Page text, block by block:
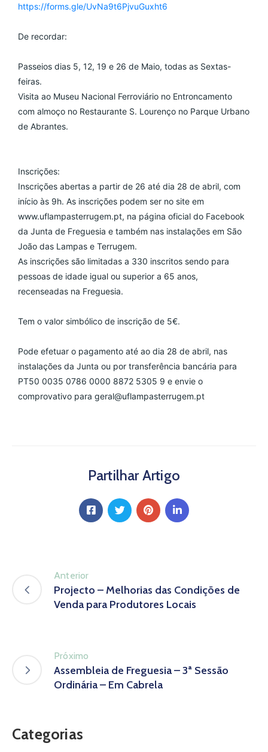
https://forms.gle/UvNa9t6PjvuGuxht6
De recordar:
Passeios dias 5, 12, 19 e 26 de Maio, todas as Sextas-
feiras.
Visita ao Museu Nacional Ferroviário no Entroncamento
com almoço no Restaurante S. Lourenço no Parque Urbano
de Abrantes.
Inscrições:
Inscrições abertas a partir de 26 até dia 28 de abril, com
início às 9h. As inscrições podem ser no site em
www.uflampasterrugem.pt, na página oficial do Facebook
da Junta de Freguesia e também nas instalações em São
João das Lampas e Terrugem.
As inscrições são limitadas a 330 inscritos sendo para
pessoas de idade igual ou superior a 65 anos,
recenseadas na Freguesia.
Tem o valor simbólico de inscrição de 5€.
Pode efetuar o pagamento até ao dia 28 de abril, nas
instalações da Junta ou por transferência bancária para
PT50 0035 0786 0000 8872 5305 9 e envie o
comprovativo para geral@uflampasterrugem.pt
Partilhar Artigo
Anterior
Projecto – Melhorias das Condições de
Venda para Produtores Locais
Próximo
Assembleia de Freguesia – 3ª Sessão
Ordinária – Em Cabrela
Categorias